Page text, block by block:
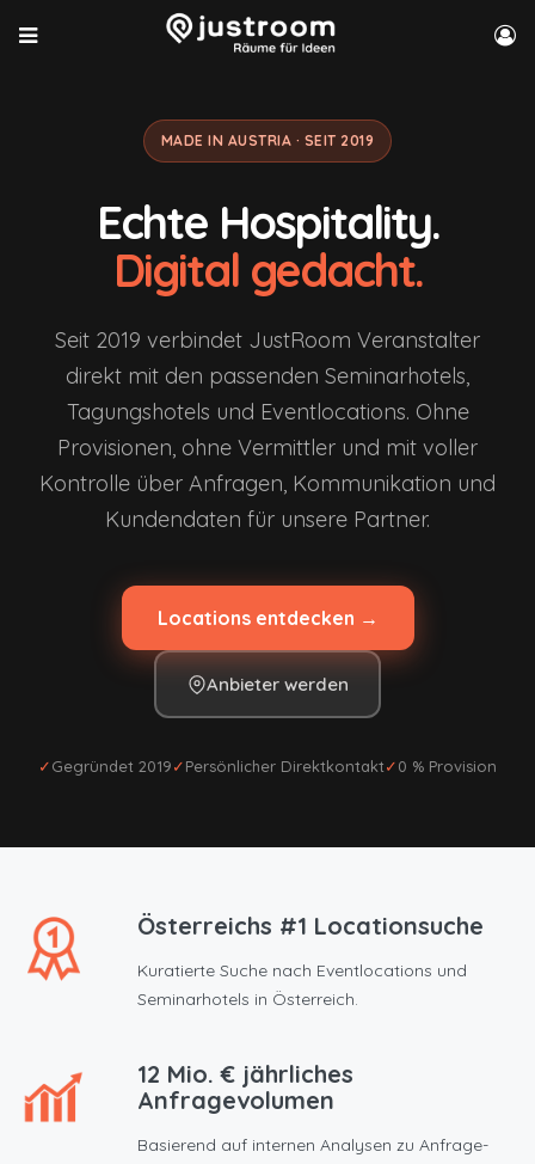
MADE IN AUSTRIA · SEIT 2019
Echte Hospitality.
Digital gedacht.
Seit 2019 verbindet JustRoom Veranstalter
direkt mit den passenden Seminarhotels,
Tagungshotels und Eventlocations. Ohne
Provisionen, ohne Vermittler und mit voller
Kontrolle über Anfragen, Kommunikation und
Kundendaten für unsere Partner.
Locations entdecken →
Anbieter werden
✓Gegründet 2019✓Persönlicher Direktkontakt✓0 % Provision
Österreichs #1 Locationsuche
Kuratierte Suche nach Eventlocations und
Seminarhotels in Österreich.
12 Mio. € jährliches
Anfragevolumen
Basierend auf internen Analysen zu Anfrage-